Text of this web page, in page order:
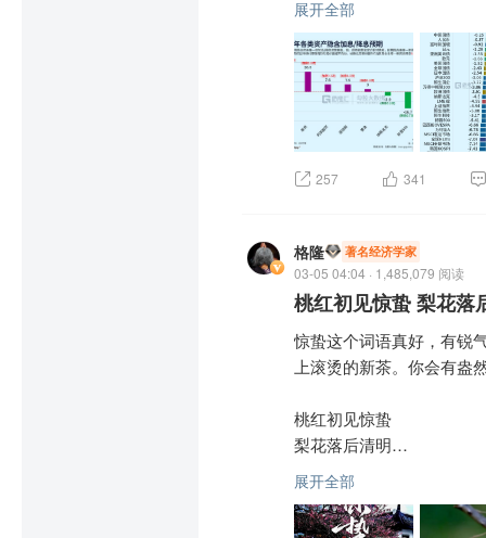
这种情景，在过往十年里
加息！最悲观的金属代表
但事实上，美国实际利
息概率，远超加息。市场
棍与美以鱼死网破，把油
静，但，你不在了。
投机、恐慌、羊群从众，
无古人，更不会后无来者
入股息），年化回报率
我不会说战争明天就结束
出。 $上证指数
展开全部
257 341
格隆 著名经济学家
03-05 04:04 · 1,485,079 阅读
桃红初见惊蛰 梨花落
惊蛰这个词语真好，有锐
上滚烫的新茶。你会有盎
桃红初见惊蛰
梨花落后清明
你是爱，是暖，是希望
愿你是人间的三月天
展开全部